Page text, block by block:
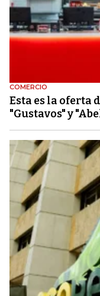
COMERCIO
Esta es la oferta
"Gustavos" y